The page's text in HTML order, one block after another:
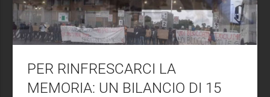
PER RINFRESCARCI LA
MEMORIA: UN BILANCIO DI 15